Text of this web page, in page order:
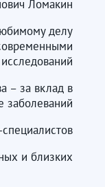
Ломакин.
делу.
– за вклад в
заболеваний.
и близких.